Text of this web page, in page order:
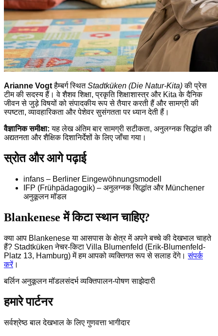
Arianne Vogtहैम्बर्ग स्थितStadtküken (Die Natur-Kita)की प्रेस
टीम की सदस्य हैं। वे शैशव शिक्षा, प्रकृति शिक्षाशास्त्र और Kita के दैनिक
जीवन से जुड़े विषयों को संपादकीय रूप से तैयार करती हैं और सामग्री की
स्पष्टता, व्यावहारिकता और पेशेवर सुसंगतता पर ध्यान देती हैं।
वैज्ञानिक समीक्षा: यह लेख अंतिम बार सामग्री सटीकता, अनुलग्नक सिद्धांत की
अद्यतनता और शैक्षिक दिशानिर्देशों के लिए जाँचा गया।
स्रोत और आगे पढ़ाई
infans – Berliner Eingewöhnungsmodell
IFP (Frühpädagogik) – अनुलग्नक सिद्धांत और Münchener
अनुकूलन मॉडल
Blankenese में किटा स्थान चाहिए?
क्या आप Blankenese या आसपास के क्षेत्र में अपने बच्चे की देखभाल चाहते
हैं? Stadtküken नेचर-किटा Villa Blumenfeld (Erik-Blumenfeld-
Platz 13, Hamburg) में हम आपको व्यक्तिगत रूप से सलाह देंगे।संपर्क
करें।
बर्लिन अनुकूलन मॉडलसंदर्भ व्यक्तिपालन-पोषण साझेदारी
हमारे पार्टनर
सर्वश्रेष्ठ बाल देखभाल के लिए गुणवत्ता भागीदार